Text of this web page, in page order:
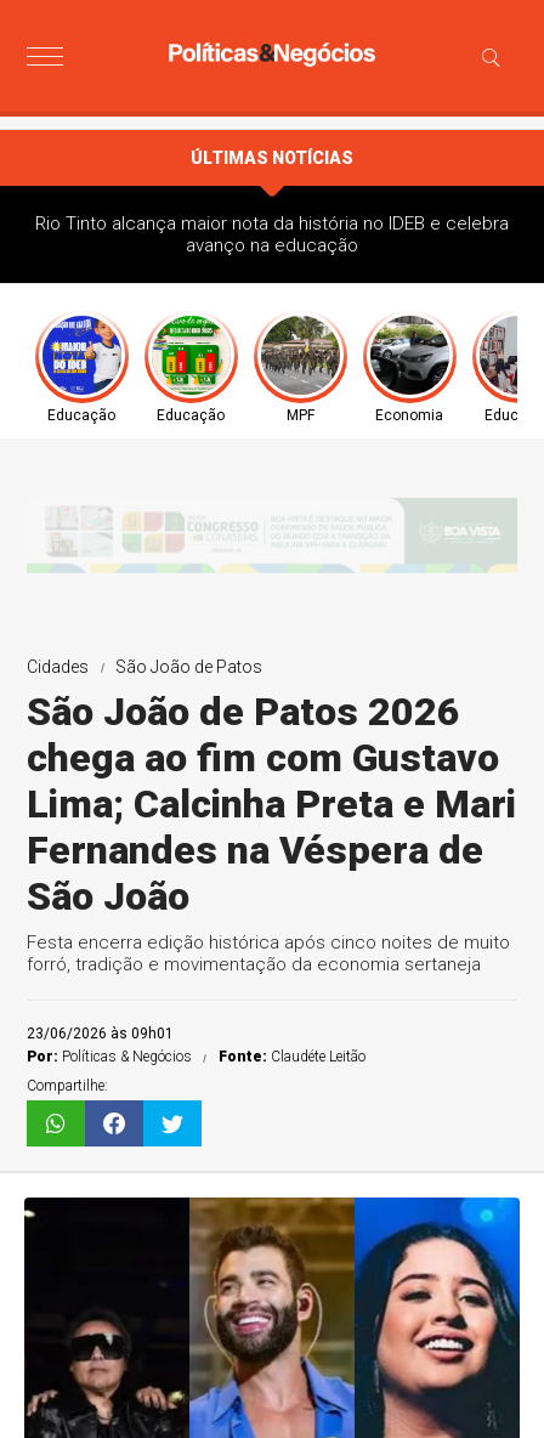
ÚLTIMAS NOTÍCIAS
Rio Tinto alcança maior nota da história no IDEB e celebra
avanço na educação
Educação Educação MPF Economia
Cidades São João de Patos
São João de Patos 2026
chega ao fim com Gustavo
Lima; Calcinha Preta e Mari
Fernandes na Véspera de
São João
Festa encerra edição histórica após cinco noites de muito
forró, tradição e movimentação da economia sertaneja
23/06/2026 às 09h01
Por: Políticas & Negócios Fonte: Claudéte Leitão
Compartilhe: